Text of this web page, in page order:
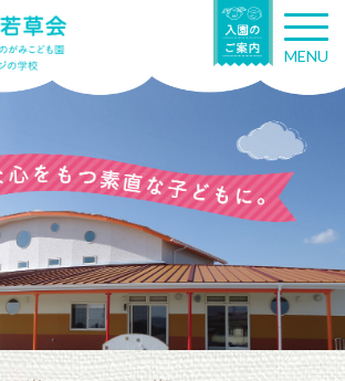
T
o
g
n
g
a
t
n
MENU